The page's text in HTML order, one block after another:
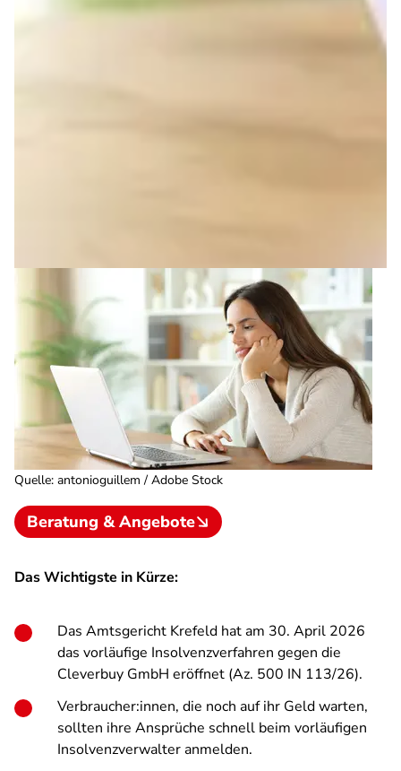
Quelle: antonioguillem / Adobe Stock
Beratung & Angebote
Das Wichtigste in Kürze:
Das Amtsgericht Krefeld hat am 30. April 2026
das vorläufige Insolvenzverfahren gegen die
Cleverbuy GmbH eröffnet (Az. 500 IN 113/26).
Verbraucher:innen, die noch auf ihr Geld warten,
sollten ihre Ansprüche schnell beim vorläufigen
Insolvenzverwalter anmelden.